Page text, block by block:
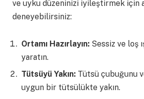
ve uyku düzeninizi iyileştirmek için
deneyebilirsiniz:
Ortamı Hazırlayın: Sessiz ve loş
yaratın.
Tütsüyü Yakın: Tütsü çubuğunu
uygun bir tütsülükte yakın.